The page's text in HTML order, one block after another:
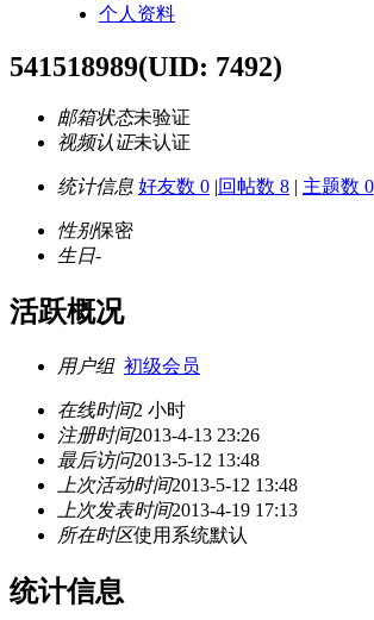
个人资料
541518989(UID: 7492)
邮箱状态未验证
视频认证未认证
统计信息 好友数 0 |回帖数 8 | 主题数 0
性别保密
生日-
活跃概况
用户组 初级会员
在线时间2 小时
注册时间2013-4-13 23:26
最后访问2013-5-12 13:48
上次活动时间2013-5-12 13:48
上次发表时间2013-4-19 17:13
所在时区使用系统默认
统计信息